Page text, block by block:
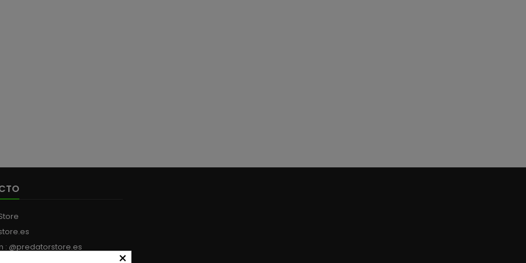
: @predatorstore.es
×